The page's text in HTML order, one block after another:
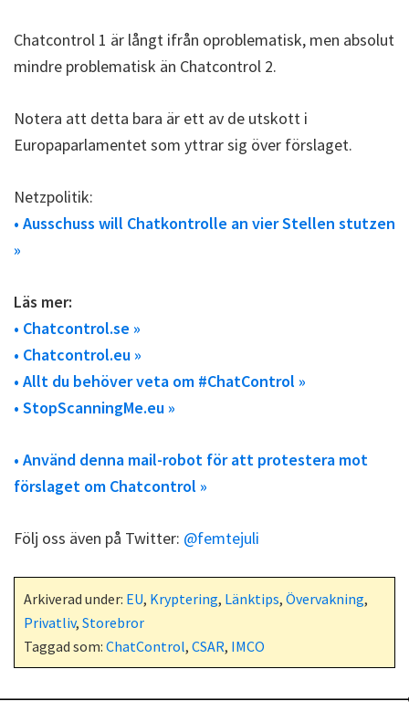
Chatcontrol 1 är långt ifrån oproblematisk, men absolut
mindre problematisk än Chatcontrol 2.
Notera att detta bara är ett av de utskott i
Europaparlamentet som yttrar sig över förslaget.
Netzpolitik:
• Ausschuss will Chatkontrolle an vier Stellen stutzen
»
Läs mer:
• Chatcontrol.se »
• Chatcontrol.eu »
• Allt du behöver veta om #ChatControl »
• StopScanningMe.eu »
• Använd denna mail-robot för att protestera mot
förslaget om Chatcontrol »
Följ oss även på Twitter: @femtejuli
Arkiverad under: EU, Kryptering, Länktips, Övervakning,
Privatliv, Storebror
Taggad som: ChatControl, CSAR, IMCO